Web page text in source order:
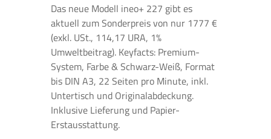
Das neue Modell ineo+ 227 gibt es
aktuell zum Sonderpreis von nur 1777 €
(exkl. USt., 114,17 URA, 1%
Umweltbeitrag). Keyfacts: Premium-
System, Farbe & Schwarz-Weiß, Format
bis DIN A3, 22 Seiten pro Minute, inkl.
Untertisch und Originalabdeckung.
Inklusive Lieferung und Papier-
Erstausstattung.